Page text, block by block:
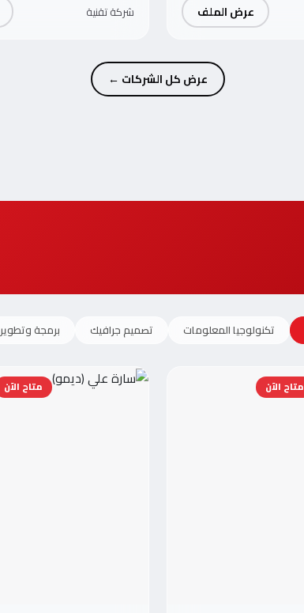
عرض الملف شركة تقنية
عرض كل الشركات ←
تكنولوجيا المعلومات تصميم جرافيك برمجة وتطوير
متاح الآن متاح الآن